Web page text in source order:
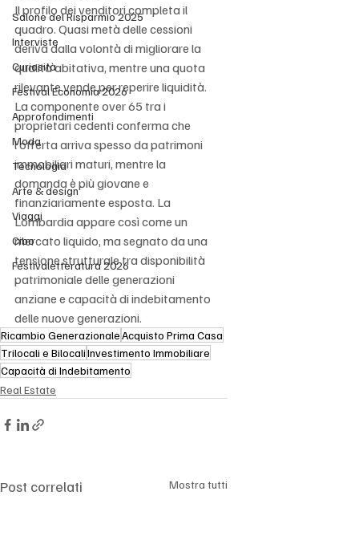
Salone del Risparmio 2025
Interviste
Curiosità
Festival Economia 2026
Approfondimenti
Moda
Tecnologia
Arte & design
Viaggi
Cibo
Festivaletteratura 2026
Il profilo dei venditori completa il
quadro. Quasi metà delle cessioni
deriva dalla volontà di migliorare la
qualità abitativa, mentre una quota
rilevante vende per reperire liquidità.
La componente over 65 tra i
proprietari cedenti conferma che
l’offerta arriva spesso da patrimoni
immobiliari maturi, mentre la
domanda è più giovane e
finanziariamente esposta. La
Lombardia appare così come un
mercato liquido, ma segnato da una
tensione strutturale tra disponibilità
patrimoniale delle generazioni
anziane e capacità di indebitamento
delle nuove generazioni.
Ricambio GenerazionaleAcquisto Prima Casa
Trilocali e BilocaliInvestimento Immobiliare
Capacità di Indebitamento
Real Estate
Post correlati Mostra tutti